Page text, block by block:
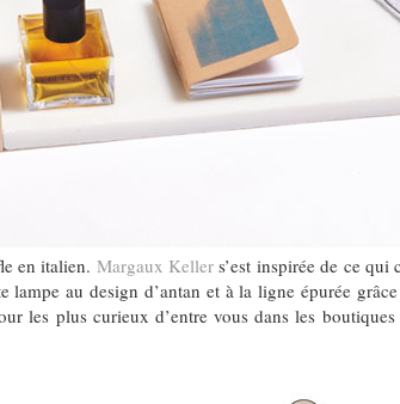
en italien. Margaux Keller s’est inspirée de ce qui
au design d’antan et à la ligne épurée
les plus curieux d’entre vous dans les boutiques